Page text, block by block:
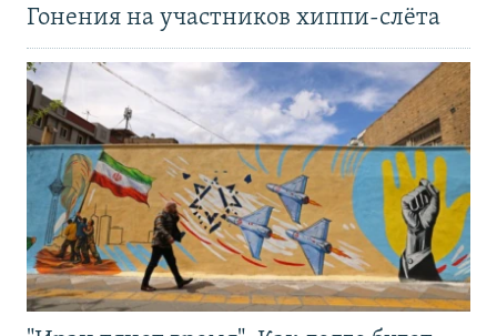
Гонения на участников хиппи-слёта